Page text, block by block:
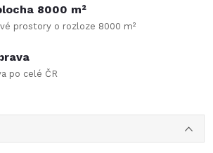
8000 m²
prostory o rozloze 8000 m²
po celé ČR